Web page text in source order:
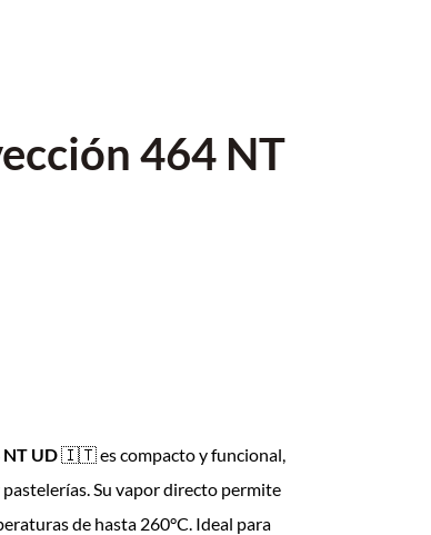
464 NT
NT UD🇮🇹 es compacto y funcional,
Su vapor directo permite
de hasta 260°C. Ideal para